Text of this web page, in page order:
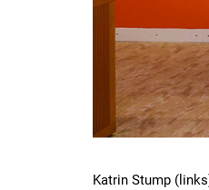
Katrin Stump